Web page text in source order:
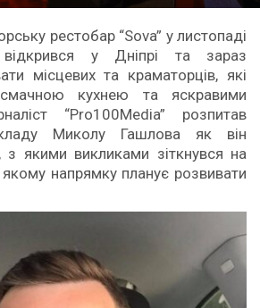
рестобар “Sova” у листопаді
у Дніпрі та зараз
місцевих та краматорців, які
кухнею та яскравими
“Pro100Media” розпитав
Миколу Гашлова як він
з якими викликами зіткнувся на
напрямку планує розвивати